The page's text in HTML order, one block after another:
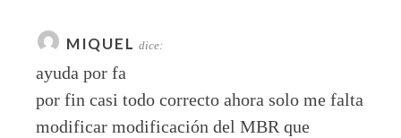
MIQUEL dice:
ayuda por fa
por fin casi todo correcto ahora solo me falta
modificar modificación del MBR que